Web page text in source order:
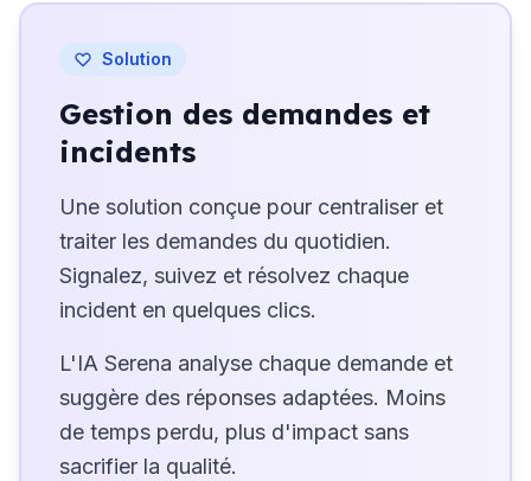
Solution
Gestion des demandes et
incidents
Une solution conçue pour centraliser et
traiter les demandes du quotidien.
Signalez, suivez et résolvez chaque
incident en quelques clics.
L'IA Serena analyse chaque demande et
suggère des réponses adaptées. Moins
de temps perdu, plus d'impact sans
sacrifier la qualité.